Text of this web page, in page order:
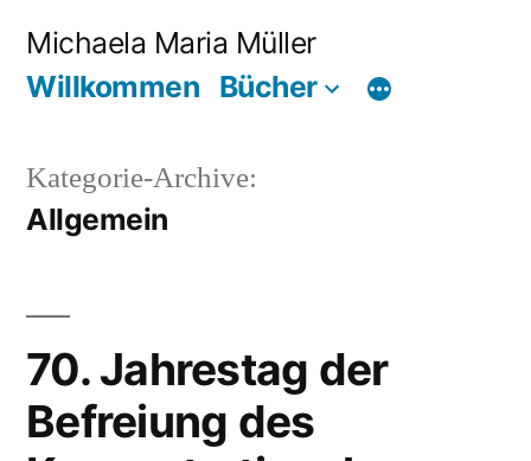
Inhalt
Michaela Maria Müller
Willkommen Bücher
Kategorie-Archive:
Allgemein
70. Jahrestag der
Befreiung des